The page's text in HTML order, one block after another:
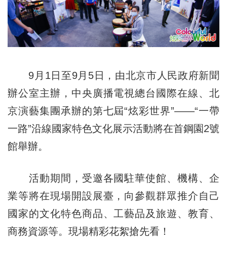
9月1日至9月5日，由北京市人民政府新聞
辦公室主辦，中央廣播電視總台國際在線、北
京演藝集團承辦的第七屆“炫彩世界”——“一帶
一路”沿線國家特色文化展示活動將在首鋼園2號
館舉辦。
活動期間，受邀各國駐華使館、機構、企
業等將在現場開設展臺，向參觀群眾推介自己
國家的文化特色商品、工藝品及旅遊、教育、
商務資源等。現場精彩花絮搶先看！